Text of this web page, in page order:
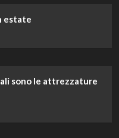
estate
sono le attrezzature